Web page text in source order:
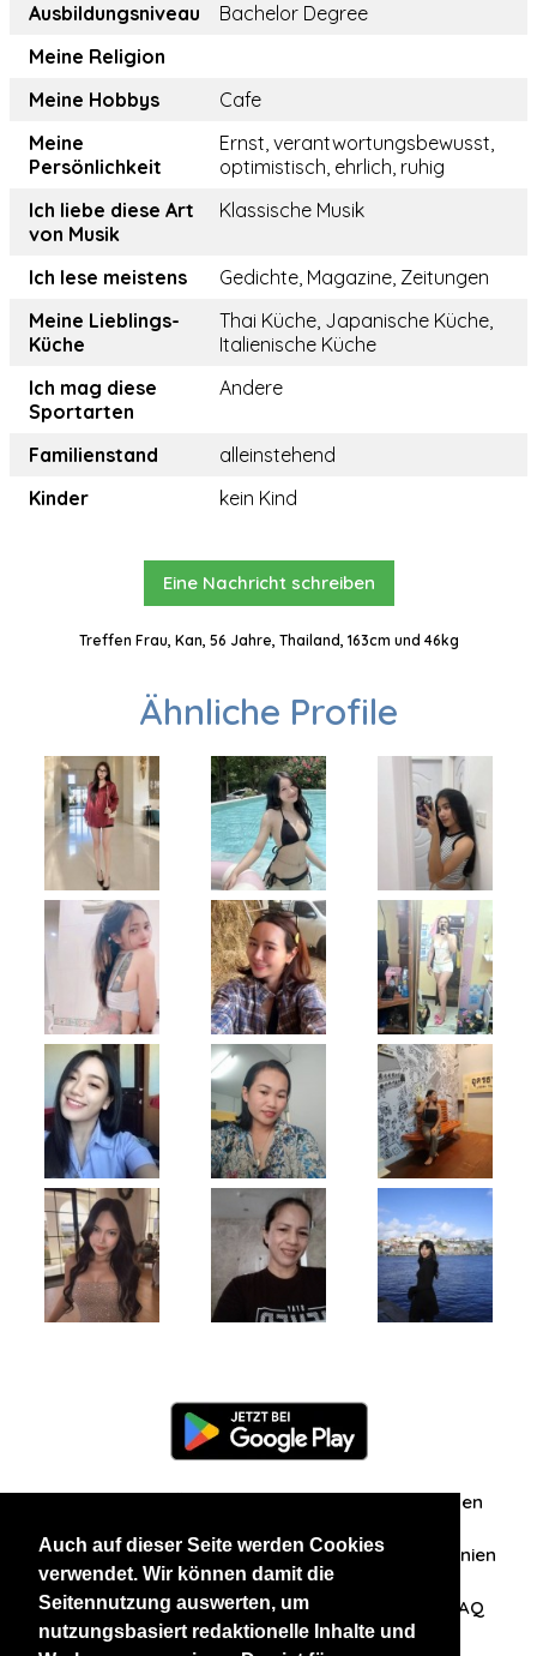
Auch auf dieser Seite werden Cookies
verwendet. Wir können damit die
Seitennutzung auswerten, um
nutzungsbasiert redaktionelle Inhalte und
Ausbildungsniveau
Bachelor Degree
Meine Religion
Meine Hobbys
Cafe
Meine
Persönlichkeit
Ernst, verantwortungsbewusst,
optimistisch, ehrlich, ruhig
Ich liebe diese Art
von Musik
Klassische Musik
Ich lese meistens
Gedichte, Magazine, Zeitungen
Meine Lieblings-
Küche
Thai Küche, Japanische Küche,
Italienische Küche
Ich mag diese
Sportarten
Andere
Familienstand
alleinstehend
Kinder
kein Kind
Eine Nachricht schreiben
Treffen Frau, Kan, 56 Jahre, Thailand, 163cm und 46kg
Ähnliche Profile
Zuschriften/Erfahrungen
Datenschutzerklärung AGB Datenschutzrichtlinien
Nehmen Sie Kontakt mit uns auf FAQ